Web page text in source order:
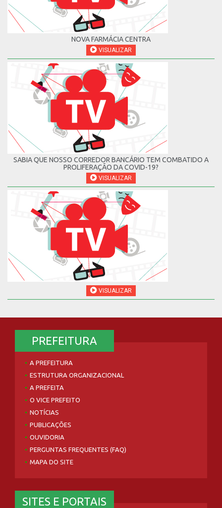
NOVA FARMÁCIA CENTRA
VISUALIZAR
SABIA QUE NOSSO CORREDOR BANCÁRIO TEM COMBATIDO A
PROLIFERAÇÃO DA COVID-19?
VISUALIZAR
VISUALIZAR
PREFEITURA
A PREFEITURA
ESTRUTURA ORGANIZACIONAL
A PREFEITA
O VICE PREFEITO
NOTÍCIAS
PUBLICAÇÕES
OUVIDORIA
PERGUNTAS FREQUENTES (FAQ)
MAPA DO SITE
SITES E PORTAIS